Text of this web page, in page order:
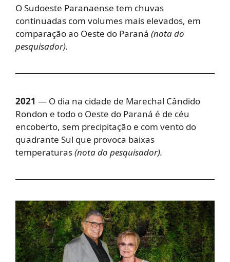
O Sudoeste Paranaense tem chuvas
continuadas com volumes mais elevados, em
comparação ao Oeste do Paraná (nota do
pesquisador).
2021 — O dia na cidade de Marechal Cândido
Rondon e todo o Oeste do Paraná é de céu
encoberto, sem precipitação e com vento do
quadrante Sul que provoca baixas
temperaturas(nota do pesquisador).